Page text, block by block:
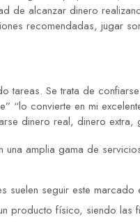
de alcanzar dinero
recomendadas, jugar
tareas. Se trata de
convierte en mi
dinero real, dinero extra,
amplia gama de
suelen seguir este marcado
producto físico, siendo las